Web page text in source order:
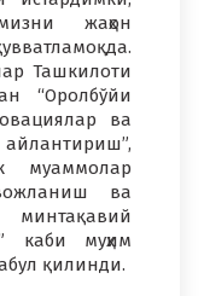
жаҳон
Ташкилоти
“Оролбўйи
ва
муаммолар
ва
каби муҳим
қилинди.